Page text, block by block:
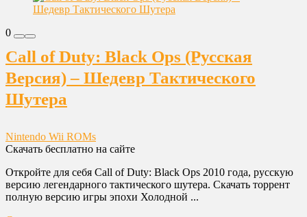
0
Call of Duty: Black Ops (Русская
Версия) – Шедевр Тактического
Шутера
Nintendo Wii ROMs
Скачать бесплатно на сайте
Откройте для себя Call of Duty: Black Ops 2010 года, русскую
версию легендарного тактического шутера. Скачать торрент
полную версию игры эпохи Холодной ...